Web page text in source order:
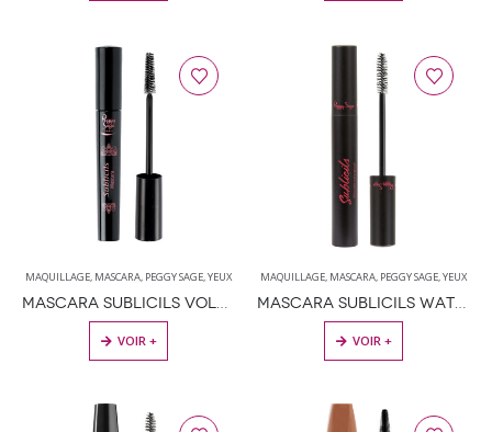
MAQUILLAGE, MASCARA, PEGGY SAGE,YEUX
MASCARA SUBLICILS VOLUME NOIR 9ML
VOIR +
MAQUILLAGE, MASCARA, PEGGY SAGE,YEUX
MASCARA SUBLICILS WATERPROOF NOIR 9.5ML
VOIR +